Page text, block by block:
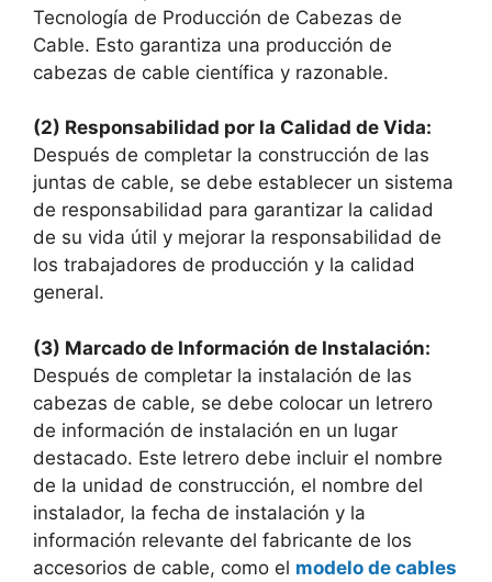
Tecnología de Producción de Cabezas de
Cable. Esto garantiza una producción de
cabezas de cable científica y razonable.
(2) Responsabilidad por la Calidad de Vida:
Después de completar la construcción de las
juntas de cable, se debe establecer un sistema
de responsabilidad para garantizar la calidad
de su vida útil y mejorar la responsabilidad de
los trabajadores de producción y la calidad
general.
(3) Marcado de Información de Instalación:
Después de completar la instalación de las
cabezas de cable, se debe colocar un letrero
de información de instalación en un lugar
destacado. Este letrero debe incluir el nombre
de la unidad de construcción, el nombre del
instalador, la fecha de instalación y la
información relevante del fabricante de los
accesorios de cable, como el modelo de cables